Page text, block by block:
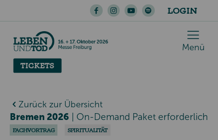
LOGIN
TICKETS
Menü
Zurück zur Übersicht
Bremen 2026 On-Demand Paket erforderlich
FACHVORTRAG SPIRITUALITÄT